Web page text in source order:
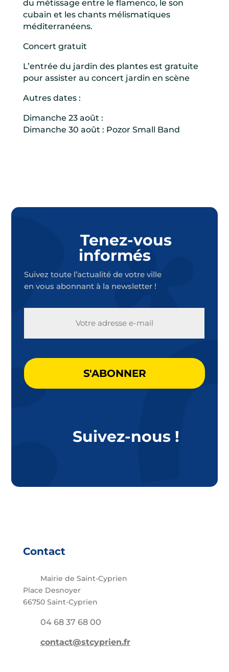
du métissage entre le flamenco, le son
cubain et les chants mélismatiques
méditerranéens.
Concert gratuit
L’entrée du jardin des plantes est gratuite
pour assister au concert jardin en scène
Autres dates :
Dimanche 23 août :
Dimanche 30 août : Pozor Small Band
Tenez-vous
informés
Suivez toute l’actualité de votre ville
en vous abonnant à la newsletter !
Suivez-nous !
Contact
Mairie de Saint-Cyprien
Place Desnoyer
66750 Saint-Cyprien
04 68 37 68 00
contact@stcyprien.fr